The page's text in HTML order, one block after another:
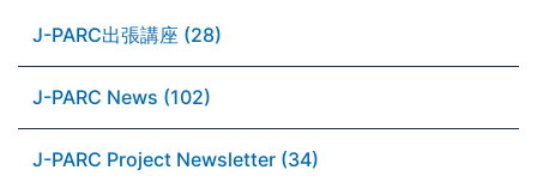
J-PARC出張講座 (28)
J-PARC News (102)
J-PARC Project Newsletter (34)